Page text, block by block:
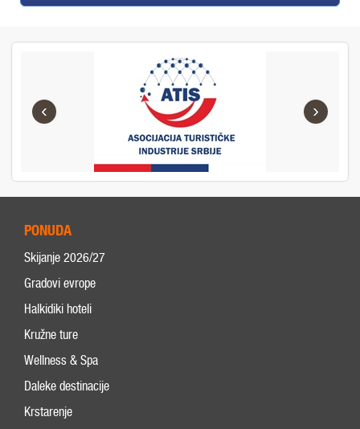
‹ ›
PONUDA
Skijanje 2026/27
Gradovi evrope
Halkidiki hoteli
Kružne ture
Wellness & Spa
Daleke destinacije
Krstarenje